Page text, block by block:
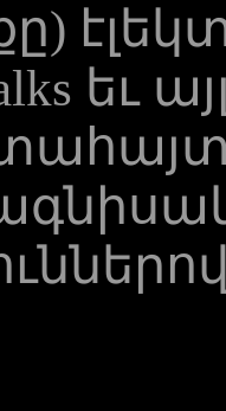
եւ